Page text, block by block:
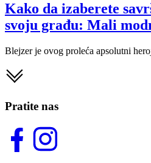
Kako da izaberete
svoju građu: Mali
Blejzer je ovog proleća apsolutni
Pratite nas